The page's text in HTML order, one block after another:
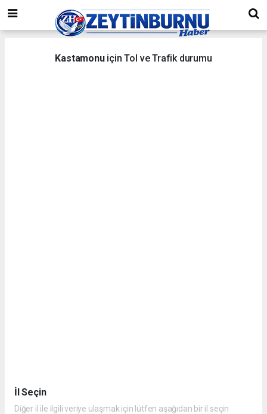
Kastamonu için Tol ve Trafik durumu
İl Seçin
Diğer il ile ilgili veriye ulaşmak için lütfen aşağıdan bir il seçin